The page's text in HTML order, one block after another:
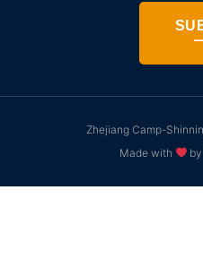
Zhejiang Camp-
Made with